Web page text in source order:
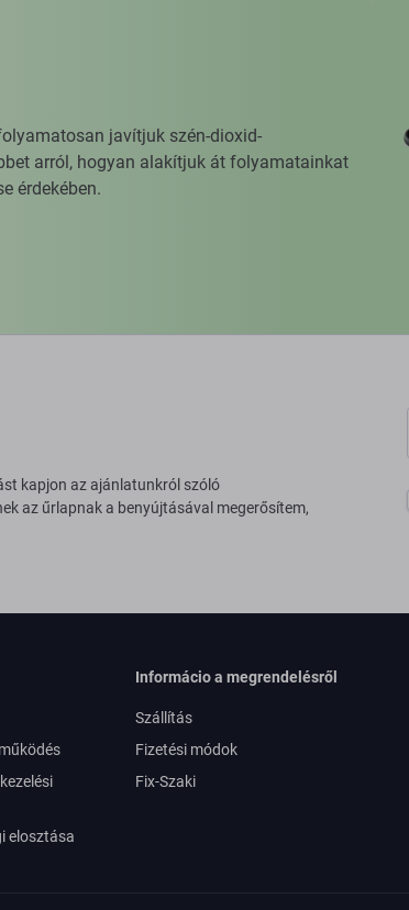
javítjuk szén-dioxid-
arról, hogyan alakítjuk át folyamatainkat
érdekében.
kapjon az ajánlatunkról szóló
az űrlapnak a benyújtásával megerősítem,
elosztása
Informácio a megrendelésről
Szállítás
Fizetési módok
Fix-Szaki